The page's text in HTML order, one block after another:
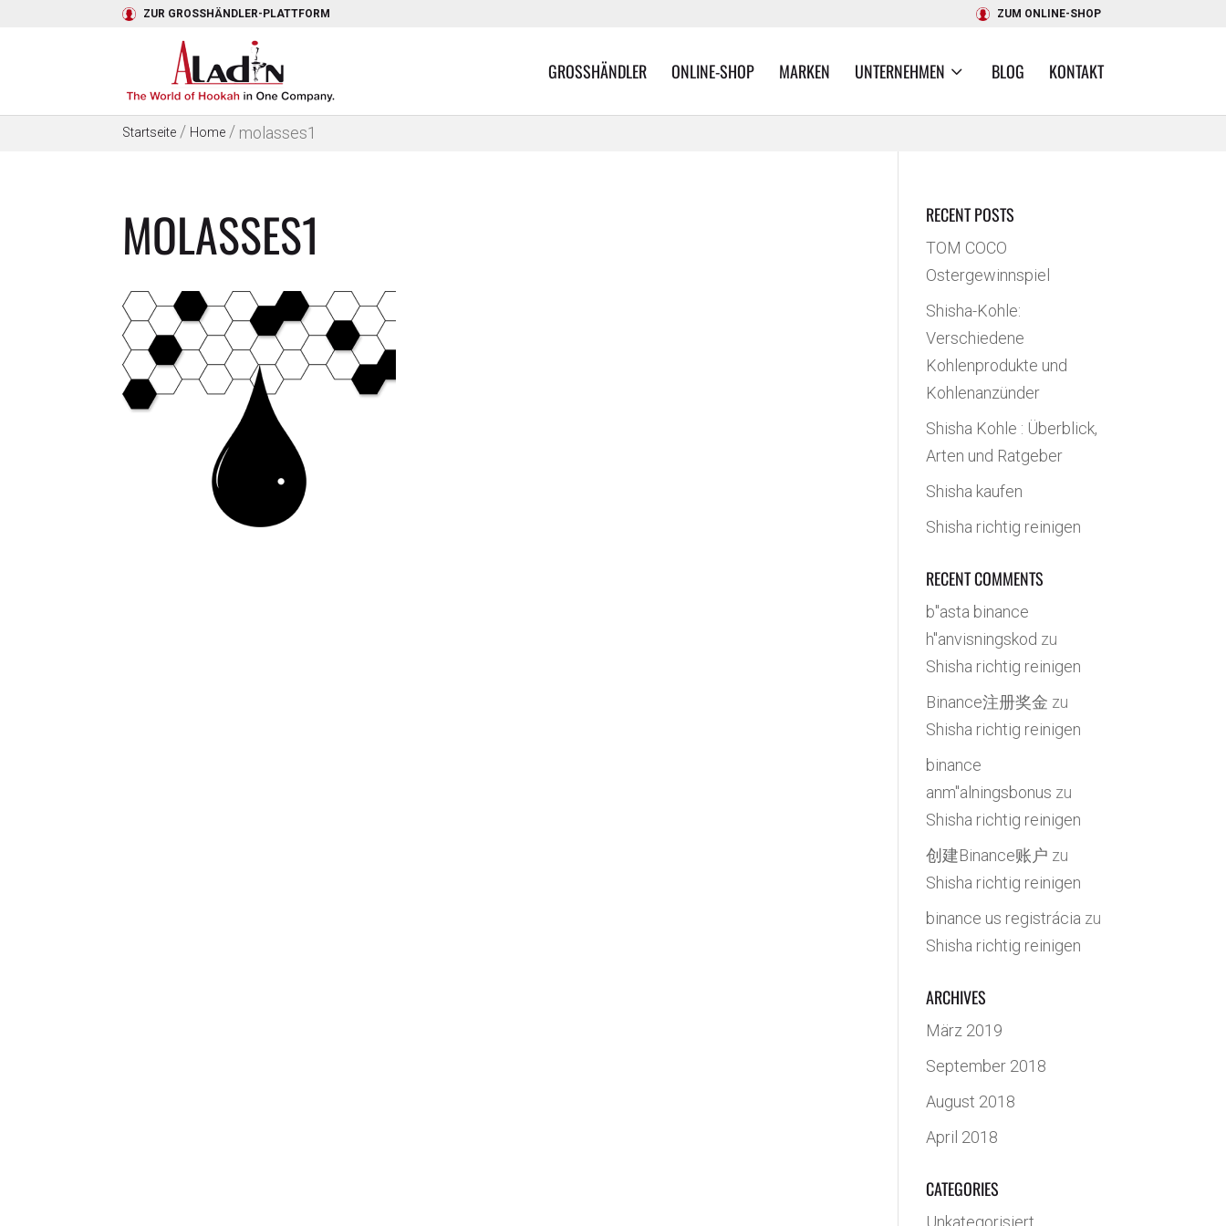
ZUR GROSSHÄNDLER-PLATTFORM ZUM ONLINE-SHOP
GROSSHÄNDLER ONLINE-SHOP MARKEN UNTERNEHMEN BLOG KONTAKT
Startseite / Home / molasses1
MOLASSES1 RECENT POSTS
TOM COCO
Ostergewinnspiel
Shisha-Kohle:
Verschiedene
Kohlenprodukte und
Kohlenanzünder
Shisha Kohle : Überblick,
Arten und Ratgeber
Shisha kaufen
Shisha richtig reinigen
RECENT COMMENTS
b"asta binance
h"anvisningskod zu
Shisha richtig reinigen
Binance注册奖金 zu
Shisha richtig reinigen
binance
anm"alningsbonus zu
Shisha richtig reinigen
创建Binance账户 zu
Shisha richtig reinigen
binance us registrácia zu
Shisha richtig reinigen
ARCHIVES
März 2019
September 2018
August 2018
April 2018
CATEGORIES
Unkategorisiert